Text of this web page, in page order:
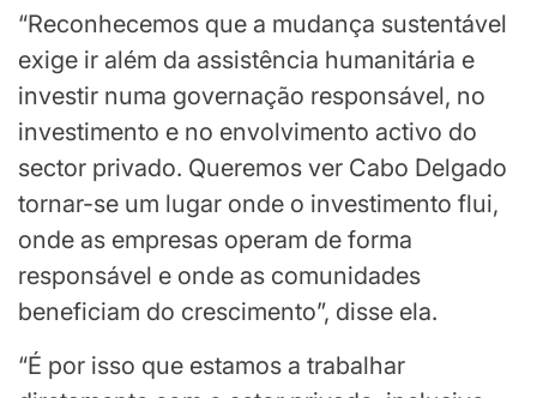
“Reconhecemos que a mudança sustentável
exige ir além da assistência humanitária e
investir numa governação responsável, no
investimento e no envolvimento activo do
sector privado. Queremos ver Cabo Delgado
tornar-se um lugar onde o investimento flui,
onde as empresas operam de forma
responsável e onde as comunidades
beneficiam do crescimento”, disse ela.
“É por isso que estamos a trabalhar